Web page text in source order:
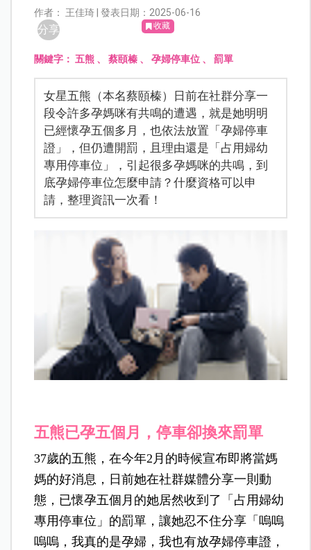
作者： 王佳琦 | 發表日期：2025-06-16
分享 收藏
關鍵字：五熊 、蔡頤榛 、孕婦停車位 、罰單
女星五熊（本名蔡頤榛）日前在社群分享一
段令許多孕媽咪有共鳴的遭遇，就是她明明
已經懷孕五個多月，也依法放置「孕婦停車
證」，但仍遭開罰，且理由還是「占用婦幼
專用停車位」，引起很多孕媽咪的共鳴，到
底孕婦停車位怎麼申請？什麼資格可以申
請，整理資訊一次看！
五熊已孕五個月，停車卻換來罰單
37歲的五熊，在今年2月的時候宣布即將當媽
媽的好消息，日前她在社群媒體分享一則動
態，已懷孕五個月的她居然收到了「占用婦幼
專用停車位」的罰單，讓她忍不住分享「嗚嗚
嗚嗚，我真的是孕婦，我也有放孕婦停車證，